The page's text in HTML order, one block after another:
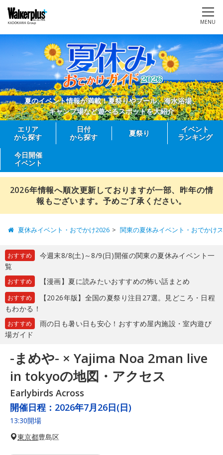
MENU
夏のイベント情報が満載！夏祭りやプール、海水浴場、
キャンプ場など遊べるスポットを大紹介
エリア
から探す
日付
から探す
夏祭り
イベント
ランキング
今日開催
イベント
2026年情報へ順次更新しておりますが一部、昨年の情
報もございます。予めご了承ください。
夏休みイベント・おでかけ2026 関東の夏休みイベント・おでかけ
おすすめ
今週末8/8(土)～8/9(日)開催の関東の夏休みイベント一
覧
おすすめ 【漫画】夏に読みたいおすすめの怖い話まとめ
おすすめ
【2026年版】全国の夏祭り注目27選。見どころ・日程
もわかる！
おすすめ
雨の日も暑い日も安心！おすすめ屋内施設・室内遊び
場ガイド
-まめや- × Yajima Noa 2man live
in tokyoの地図・アクセス
Earlybirds Across
開催日程： 2026年7月26日(日)
13:30開場
東京都豊島区